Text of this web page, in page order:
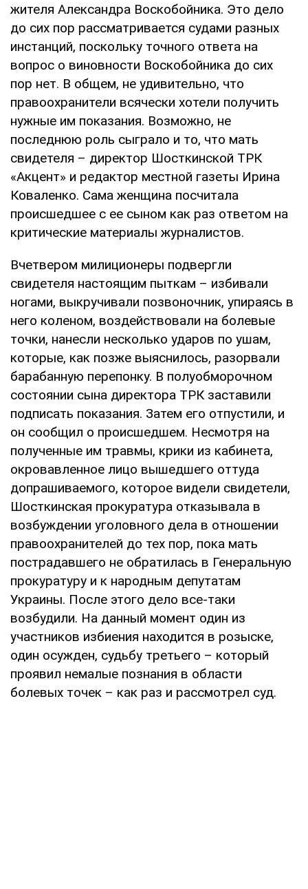
жителя Александра Воскобойника. Это дело
до сих пор рассматривается судами разных
инстанций, поскольку точного ответа на
вопрос о виновности Воскобойника до сих
пор нет. В общем, не удивительно, что
правоохранители всячески хотели получить
нужные им показания. Возможно, не
последнюю роль сыграло и то, что мать
свидетеля – директор Шосткинской ТРК
«Акцент» и редактор местной газеты Ирина
Коваленко. Сама женщина посчитала
происшедшее с ее сыном как раз ответом на
критические материалы журналистов.
Вчетвером милиционеры подвергли
свидетеля настоящим пыткам – избивали
ногами, выкручивали позвоночник, упираясь в
него коленом, воздействовали на болевые
точки, нанесли несколько ударов по ушам,
которые, как позже выяснилось, разорвали
барабанную перепонку. В полуобморочном
состоянии сына директора ТРК заставили
подписать показания. Затем его отпустили, и
он сообщил о происшедшем. Несмотря на
полученные им травмы, крики из кабинета,
окровавленное лицо вышедшего оттуда
допрашиваемого, которое видели свидетели,
Шосткинская прокуратура отказывала в
возбуждении уголовного дела в отношении
правоохранителей до тех пор, пока мать
пострадавшего не обратилась в Генеральную
прокуратуру и к народным депутатам
Украины. После этого дело все-таки
возбудили. На данный момент один из
участников избиения находится в розыске,
один осужден, судьбу третьего – который
проявил немалые познания в области
болевых точек – как раз и рассмотрел суд.